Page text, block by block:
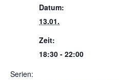
Datum:
13.01.
Zeit:
18:30 - 22:00
Serien: